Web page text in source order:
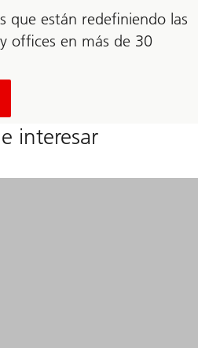
que están redefiniendo las
offices en más de 30
interesar